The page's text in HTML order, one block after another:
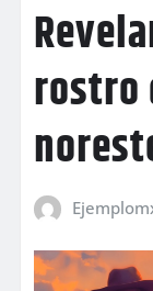
rostro